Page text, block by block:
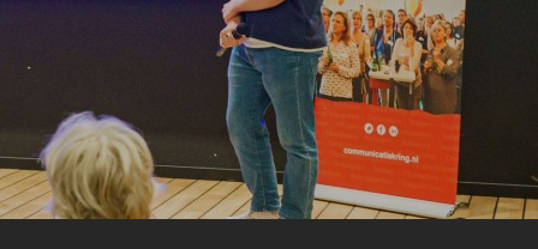
Sluit je aan
Over UCK
Links